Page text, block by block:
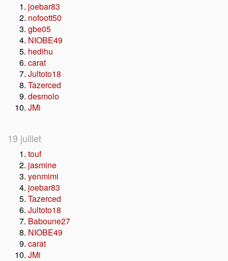
joebar83
nofoott50
gbe05
NIOBE49
hedihu
carat
Jultoto18
Tazerced
desmolo
JMi
19 juillet
touf
jasmine
yenmimi
joebar83
Tazerced
Jultoto18
Baboune27
NIOBE49
carat
JMi